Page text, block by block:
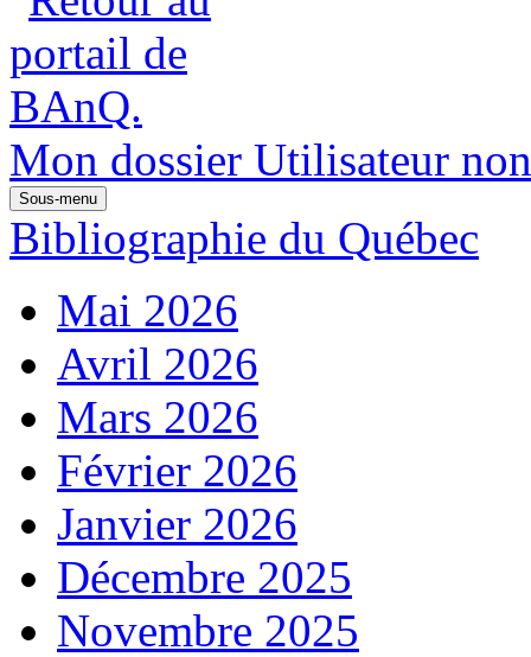
Mon dossier Utilisateur
Sous-menu
Bibliographie du Québec
Mai 2026
Avril 2026
Mars 2026
Février 2026
Janvier 2026
Décembre 2025
Novembre 2025